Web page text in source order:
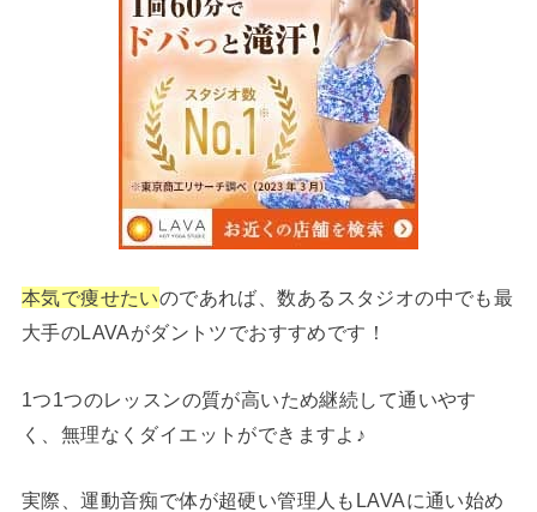
本気で痩せたいのであれば、数あるスタジオの中でも最
大手のLAVAがダントツでおすすめです！
1つ1つのレッスンの質が高いため継続して通いやす
く、無理なくダイエットができますよ♪
実際、運動音痴で体が超硬い管理人もLAVAに通い始め